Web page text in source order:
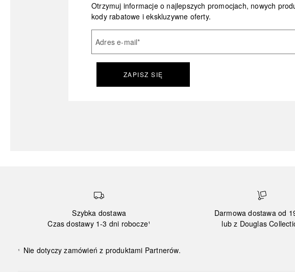
Otrzymuj informacje o najlepszych promocjach, nowych
kody rabatowe i ekskluzywne oferty.
Adres e-mail*
ZAPISZ SIĘ
Szybka dostawa
Czas dostawy 1-3 dni robocze¹
Darmowa dostawa od
lub z Douglas
¹ Nie dotyczy zamówień z produktami Partnerów.